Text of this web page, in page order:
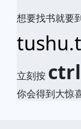
想要找书就要
立刻按
你会得到大惊